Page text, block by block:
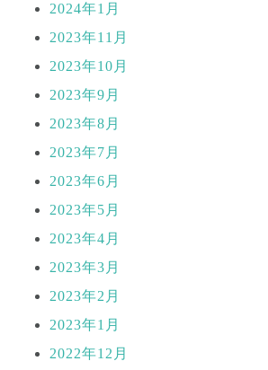
2024年1月
2023年11月
2023年10月
2023年9月
2023年8月
2023年7月
2023年6月
2023年5月
2023年4月
2023年3月
2023年2月
2023年1月
2022年12月